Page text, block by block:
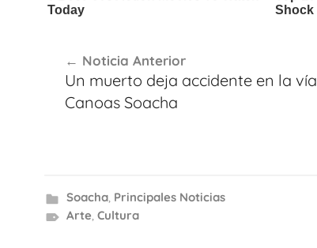
de
entradas
Noticia Anterior
Un muerto deja accidente en la vía
Canoas Soacha
Soacha, Principales Noticias
Arte, Cultura